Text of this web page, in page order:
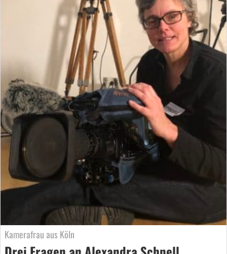
Kamerafrau aus Köln